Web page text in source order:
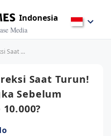
Indonesia
Media
/ BBCA Diborong Direksi Saat Turun! Kesempatan Langka Sebelum Harga Terbang ke 10.000?
Saat Turun!
Sebelum